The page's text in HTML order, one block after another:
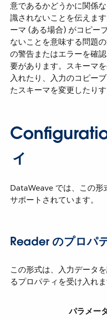
意であるかどうかに関係
識されないことを伝えま
ーマ (ある場合) がコピー
ないことを意味する問題
の警告またはエラーを確
要があります。スキーマ
入れたり、入力のコピー
たスキーマを変更したり
ィ
DataWeave では、この
サポートされています。
Reader のプロパ
この形式は、入力データ
るプロパティを受け入れま
パラメー